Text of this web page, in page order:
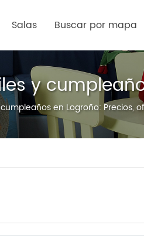
Salas Buscar por mapa
y
en Logroño: Precios,